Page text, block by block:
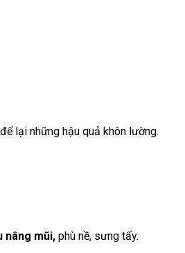
lại những hậu quả khôn lường.
nâng mũi, phù nề, sưng tấy.